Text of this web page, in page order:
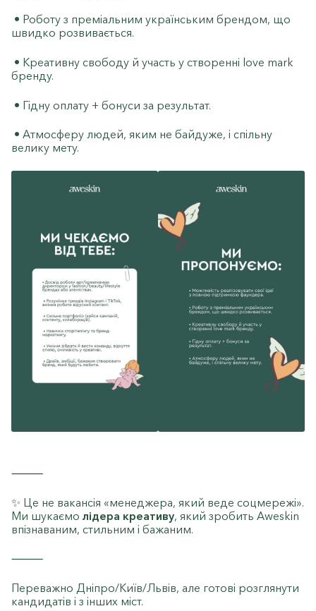
• Роботу з преміальним українським брендом, що
швидко розвивається.
• Креативну свободу й участь у створенні love mark
бренду.
• Гідну оплату + бонуси за результат.
• Атмосферу людей, яким не байдуже, і спільну
велику мету.
⸻
✨ Це не вакансія «менеджера, який веде соцмережі».
Ми шукаємо лідера креативу, який зробить Aweskin
впізнаваним, стильним і бажаним.
⸻
Переважно Дніпро/Київ/Львів, але готові розглянути
кандидатів і з інших міст.